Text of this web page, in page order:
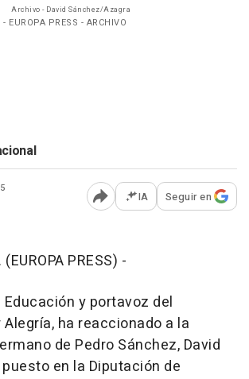
Archivo - David Sánchez/Azagra
- EUROPA PRESS - ARCHIVO
Abrir opciones para
IA Seguir en
PRESS) -
y portavoz del
Alegría, ha reaccionado a la
de Pedro Sánchez, David
en la Diputación de